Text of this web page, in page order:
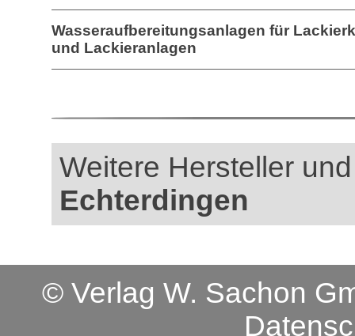
Wasseraufbereitungsanlagen für
und Lackieranlagen
Weitere Hersteller
Echterdingen
© Verlag W. Sachon